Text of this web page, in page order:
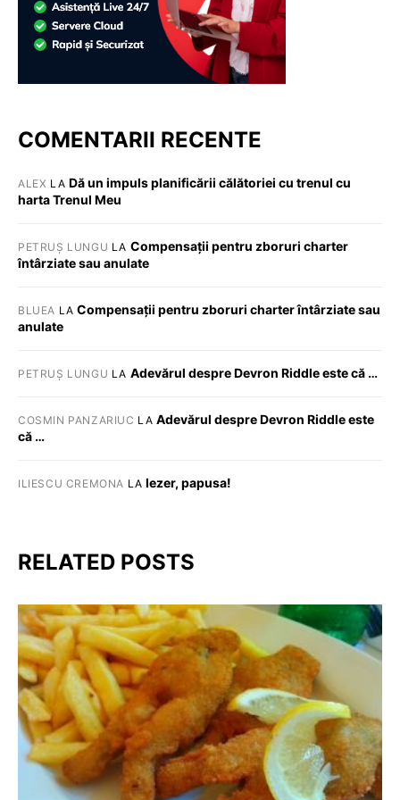
COMENTARII RECENTE
ALEX LA Dă un impuls planificării călătoriei cu trenul cu
harta Trenul Meu
PETRUȘ LUNGU LA Compensații pentru zboruri charter
întârziate sau anulate
BLUEA LACompensații pentru zboruri charter întârziate sau
anulate
PETRUȘ LUNGU LA Adevărul despre Devron Riddle este că …
COSMIN PANZARIUC LA Adevărul despre Devron Riddle este
că …
ILIESCU CREMONA LAIezer, papusa!
RELATED POSTS